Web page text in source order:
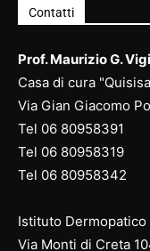
Contatti
Prof. Maurizio G.
Casa di cura
Via Gian Giacomo
Tel 06 80958391
Tel 06 80958319
Tel 06 80958342
Istituto Dermopatico
Via Monti di Creta